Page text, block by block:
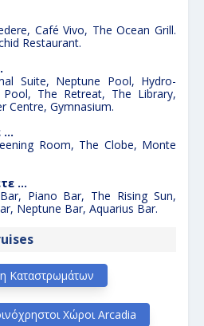
Café Vivo, The Ocean Grill.
Restaurant.
Suite, Neptune Pool, Hydro-
The Retreat, The Library,
Centre, Gymnasium.
…
Room, The Clobe, Monte
…
Piano Bar, The Rising Sun,
Neptune Bar, Aquarius Bar.
Καταστρωμάτων
Χώροι Arcadia